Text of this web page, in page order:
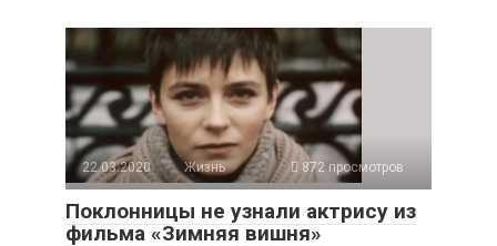
22.03.2020 Жизнь 872 просмотров
Поклонницы не узнали актрису из
фильма «Зимняя вишня»